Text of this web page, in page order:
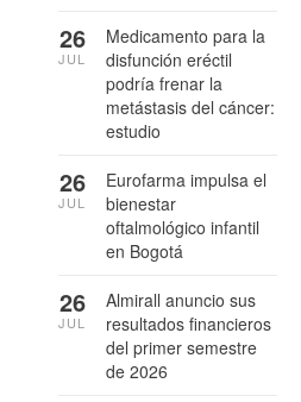
Medicamento para la
disfunción eréctil
podría frenar la
metástasis del cáncer:
estudio
26
JUL
Eurofarma impulsa el
bienestar
oftalmológico infantil
en Bogotá
26
JUL
Almirall anuncio sus
resultados financieros
del primer semestre
de 2026
26
JUL